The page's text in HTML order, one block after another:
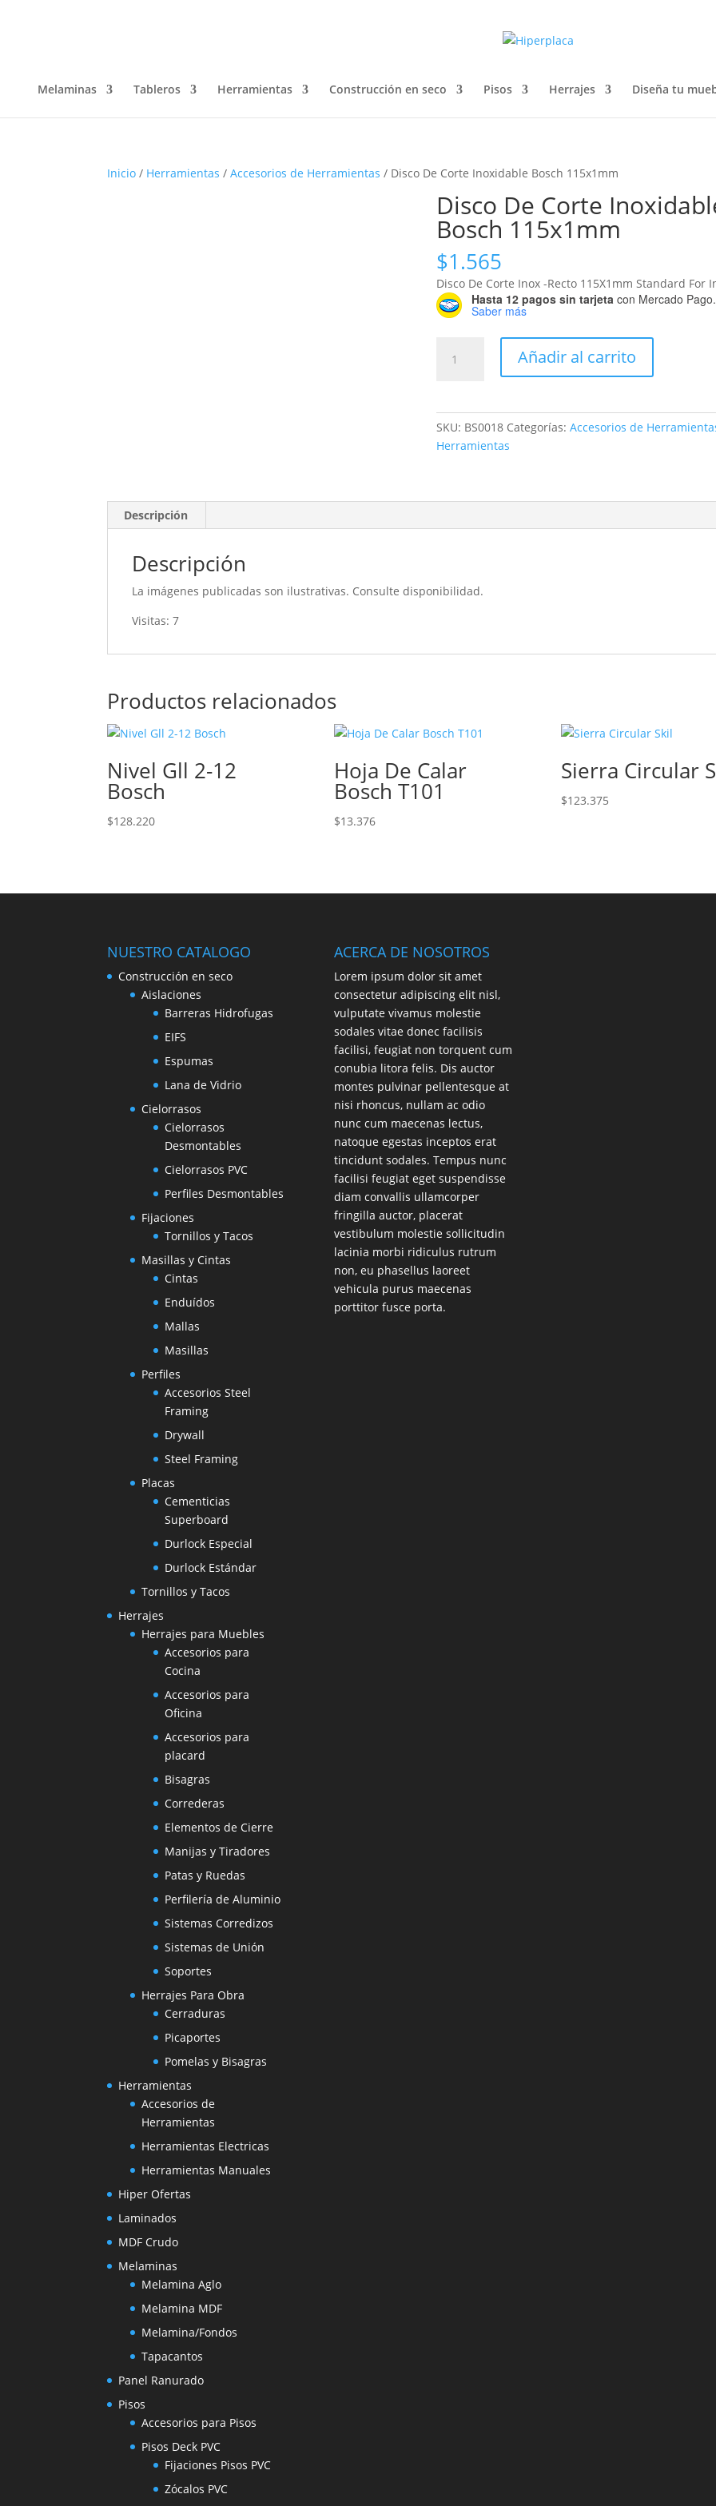
Melaminas Tableros Herramientas Construcción en seco Pisos Herrajes Diseña tu
Inicio / Herramientas /Accesorios de Herramientas / Disco De Corte Inoxidable Bosch 115x1mm
Disco De Corte
Bosch 115x1mm
$1.565
Disco De Corte Inox -Recto 115X1mm Standard For
Hasta 12 pagos sin tarjeta con Mercado Pago.
Saber más
115x1mm
Añadir al carrito
SKU: BS0018 Categorías:Accesorios de
Herramientas
Descripción
Descripción
La imágenes publicadas son ilustrativas. Consulte disponibilidad.
Visitas: 7
Productos relacionados
Nivel Gll 2-12
Bosch
$128.220
Hoja De Calar
Bosch T101
$13.376
Sierra Circular
$123.375
NUESTRO CATALOGO
Construcción en seco
Aislaciones
Barreras Hidrofugas
EIFS
Espumas
Lana de Vidrio
Cielorrasos
Cielorrasos
Desmontables
Cielorrasos PVC
Perfiles Desmontables
Fijaciones
Tornillos y Tacos
Masillas y Cintas
Cintas
Enduídos
Mallas
Masillas
Perfiles
Accesorios Steel
Framing
Drywall
Steel Framing
Placas
Cementicias
Superboard
Durlock Especial
Durlock Estándar
Tornillos y Tacos
Herrajes
Herrajes para Muebles
Accesorios para
Cocina
Accesorios para
Oficina
Accesorios para
placard
Bisagras
Correderas
Elementos de Cierre
Manijas y Tiradores
Patas y Ruedas
Perfilería de Aluminio
Sistemas Corredizos
Sistemas de Unión
Soportes
Herrajes Para Obra
Cerraduras
Picaportes
Pomelas y Bisagras
Herramientas
Accesorios de
Herramientas
Herramientas Electricas
Herramientas Manuales
Hiper Ofertas
Laminados
MDF Crudo
Melaminas
Melamina Aglo
Melamina MDF
Melamina/Fondos
Tapacantos
Panel Ranurado
Pisos
Accesorios para Pisos
Pisos Deck PVC
Fijaciones Pisos PVC
Zócalos PVC
ACERCA DE NOSOTROS
Lorem ipsum dolor sit amet
consectetur adipiscing elit nisl,
vulputate vivamus molestie
sodales vitae donec facilisis
facilisi, feugiat non torquent cum
conubia litora felis. Dis auctor
montes pulvinar pellentesque at
nisi rhoncus, nullam ac odio
nunc cum maecenas lectus,
natoque egestas inceptos erat
tincidunt sodales. Tempus nunc
facilisi feugiat eget suspendisse
diam convallis ullamcorper
fringilla auctor, placerat
vestibulum molestie sollicitudin
lacinia morbi ridiculus rutrum
non, eu phasellus laoreet
vehicula purus maecenas
porttitor fusce porta.